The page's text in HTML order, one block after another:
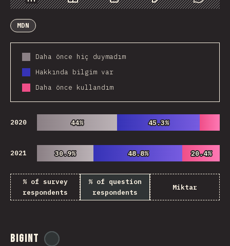
Chart Data Share Customize Data
Comments
MDN
Daha önce hiç duymadım
Hakkında bilgim var
Daha önce kullandım
2020 44%
44% 45.3%
45.3%
2021 30.9%
30.9% 48.8%
48.8% 20.4%
20.4%
% of survey
respondents
% of question
respondents
Miktar
BigInt